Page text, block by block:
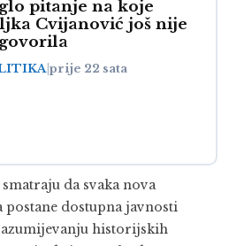
pitanje na koje
Cvijanović još nije
prije 22 sata
da svaka nova
postane dostupna javnosti
historijskih